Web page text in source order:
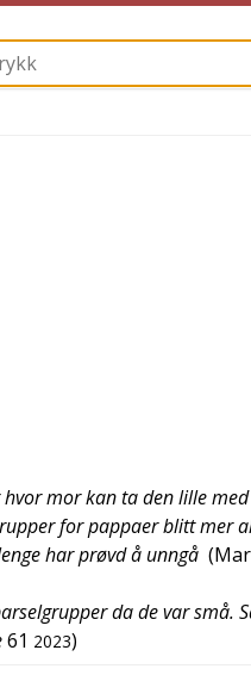
mor kan ta den lille med
for pappaer blitt mer
har prøvd å unngå (
da de var
61 2023)